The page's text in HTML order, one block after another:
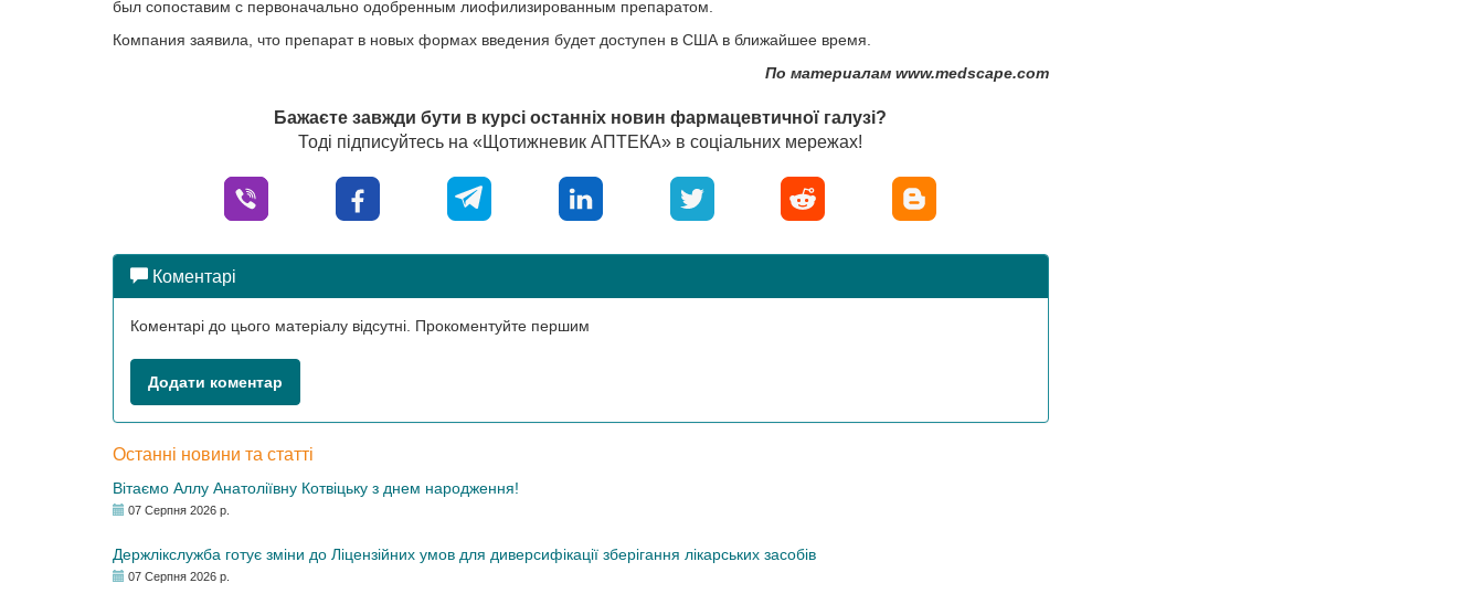
был сопоставим с первоначально одобренным лиофилизированным препаратом.
Компания заявила, что препарат в новых формах введения будет доступен в США в ближайшее время.
По материалам www.medscape.com
Бажаєте завжди бути в курсі останніх новин фармацевтичної галузі?
Тоді підписуйтесь на «Щотижневик АПТЕКА» в соціальних мережах!
Коментарі
Коментарі до цього матеріалу відсутні. Прокоментуйте першим
Додати коментар
Останні новини та статті
Вітаємо Аллу Анатоліївну Котвіцьку з днем народження!
07 Серпня 2026 р.
Держлікслужба готує зміни до Ліцензійних умов для диверсифікації зберігання лікарських засобів
07 Серпня 2026 р.